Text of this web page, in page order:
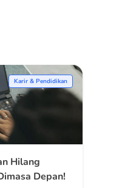
Karir & Pendidikan
Hilang
Depan!